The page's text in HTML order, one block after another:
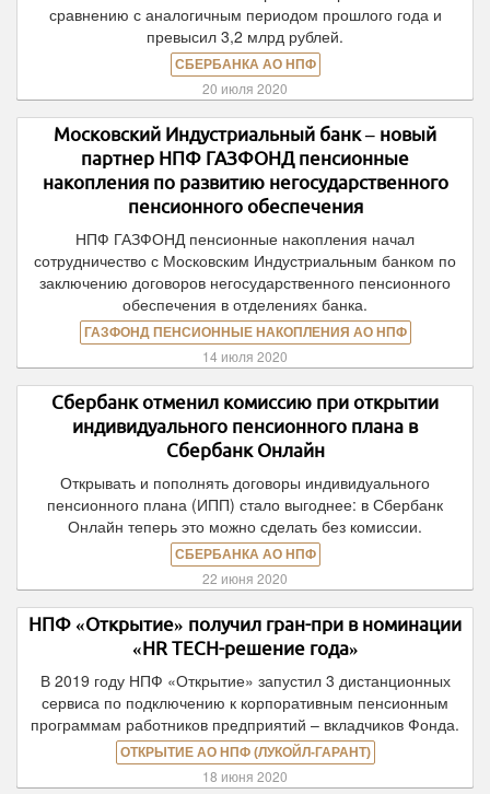
сравнению с аналогичным периодом прошлого года и
превысил 3,2 млрд рублей.
СБЕРБАНКА АО НПФ
20 июля 2020
Московский Индустриальный банк – новый
партнер НПФ ГАЗФОНД пенсионные
накопления по развитию негосударственного
пенсионного обеспечения
НПФ ГАЗФОНД пенсионные накопления начал
сотрудничество с Московским Индустриальным банком по
заключению договоров негосударственного пенсионного
обеспечения в отделениях банка.
ГАЗФОНД ПЕНСИОННЫЕ НАКОПЛЕНИЯ АО НПФ
14 июля 2020
Сбербанк отменил комиссию при открытии
индивидуального пенсионного плана в
Сбербанк Онлайн
Открывать и пополнять договоры индивидуального
пенсионного плана (ИПП) стало выгоднее: в Сбербанк
Онлайн теперь это можно сделать без комиссии.
СБЕРБАНКА АО НПФ
22 июня 2020
НПФ «Открытие» получил гран-при в номинации
«HR TECH-решение года»
В 2019 году НПФ «Открытие» запустил 3 дистанционных
сервиса по подключению к корпоративным пенсионным
программам работников предприятий – вкладчиков Фонда.
ОТКРЫТИЕ АО НПФ (ЛУКОЙЛ-ГАРАНТ)
18 июня 2020